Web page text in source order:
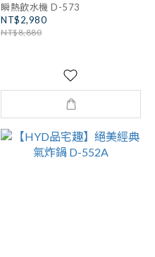
瞬熱飲水機 D-573
NT$2,980
NT$8,880